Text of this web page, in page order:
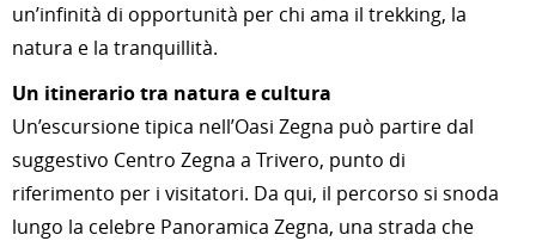
un’infinità di opportunità per chi ama il trekking, la
natura e la tranquillità.
Un itinerario tra natura e cultura
Un’escursione tipica nell’Oasi Zegna può partire dal
suggestivo Centro Zegna a Trivero, punto di
riferimento per i visitatori. Da qui, il percorso si snoda
lungo la celebre Panoramica Zegna, una strada che